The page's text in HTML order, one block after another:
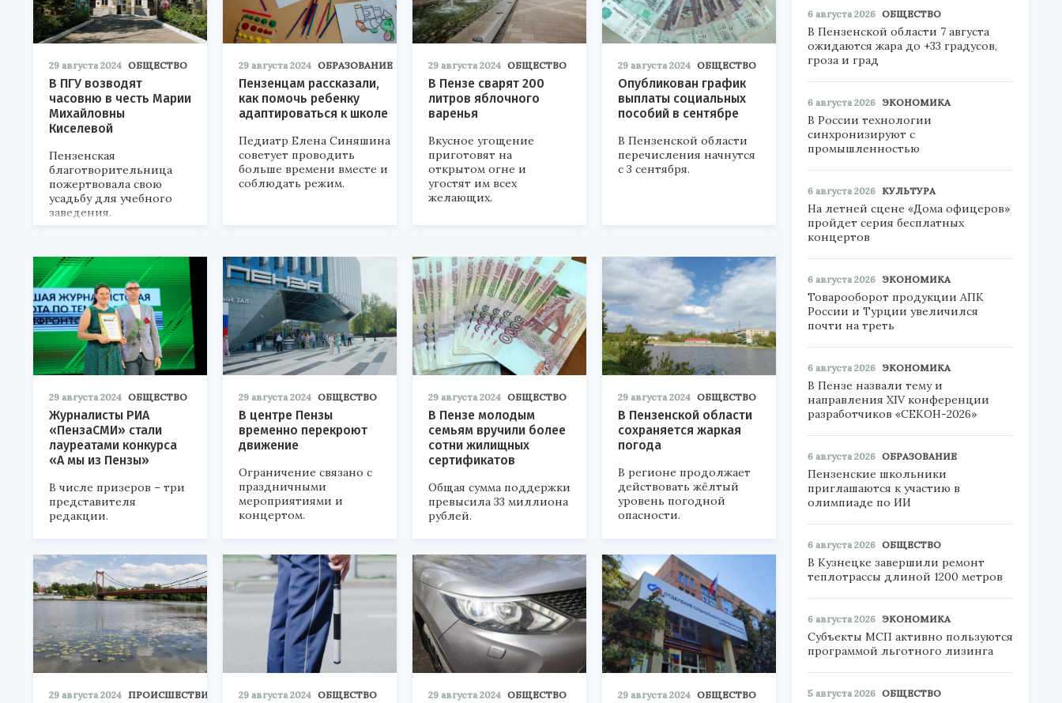
29 августа 2024 ОБЩЕСТВО
В ПГУ возводят
часовню в честь Марии
Михайловны
Киселевой
Пензенская
благотворительница
пожертвовала свою
усадьбу для учебного
заведения.
29 августа 2024 ОБРАЗОВАНИЕ
Пензенцам рассказали,
как помочь ребенку
адаптироваться к школе
Педиатр Елена Синяшина
советует проводить
больше времени вместе и
соблюдать режим.
29 августа 2024 ОБЩЕСТВО
В Пензе сварят 200
литров яблочного
варенья
Вкусное угощение
приготовят на
открытом огне и
угостят им всех
желающих.
29 августа 2024 ОБЩЕСТВО
Опубликован график
выплаты социальных
пособий в сентябре
В Пензенской области
перечисления начнутся
с 3 сентября.
29 августа 2024 ОБЩЕСТВО
Журналисты РИА
«ПензаСМИ» стали
лауреатами конкурса
«А мы из Пензы»
В числе призеров – три
представителя
редакции.
29 августа 2024 ОБЩЕСТВО
В центре Пензы
временно перекроют
движение
Ограничение связано с
праздничными
мероприятиями и
концертом.
29 августа 2024 ОБЩЕСТВО
В Пензе молодым
семьям вручили более
сотни жилищных
сертификатов
Общая сумма поддержки
превысила 33 миллиона
рублей.
29 августа 2024 ОБЩЕСТВО
В Пензенской области
сохраняется жаркая
погода
В регионе продолжает
действовать жёлтый
уровень погодной
опасности.
29 августа 2024 ПРОИСШЕСТВИЯ 29 августа 2024 ОБЩЕСТВО 29 августа 2024 ОБЩЕСТВО 29 августа 2024 ОБЩЕСТВО
6 августа 2026 ОБЩЕСТВО
В Пензенской области 7 августа
ожидаются жара до +33 градусов,
гроза и град
6 августа 2026 ЭКОНОМИКА
В России технологии
синхронизируют с
промышленностью
6 августа 2026 КУЛЬТУРА
На летней сцене «Дома офицеров»
пройдет серия бесплатных
концертов
6 августа 2026 ЭКОНОМИКА
Товарооборот продукции АПК
России и Турции увеличился
почти на треть
6 августа 2026 ЭКОНОМИКА
В Пензе назвали тему и
направления XIV конференции
разработчиков «СЕКОН-2026»
6 августа 2026 ОБРАЗОВАНИЕ
Пензенские школьники
приглашаются к участию в
олимпиаде по ИИ
6 августа 2026 ОБЩЕСТВО
В Кузнецке завершили ремонт
теплотрассы длиной 1200 метров
6 августа 2026 ЭКОНОМИКА
Субъекты МСП активно пользуются
программой льготного лизинга
5 августа 2026 ОБЩЕСТВО